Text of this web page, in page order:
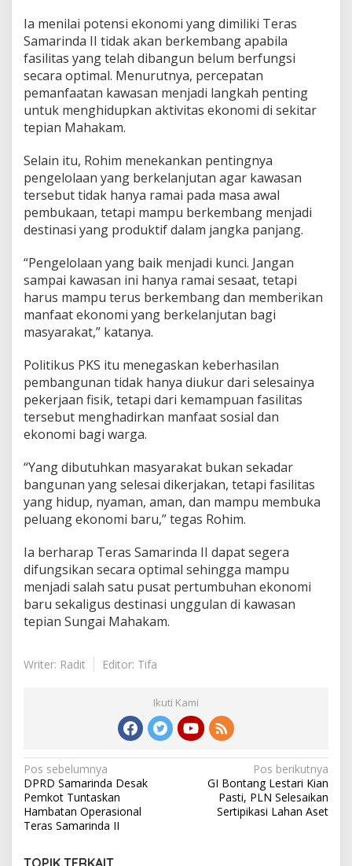
Ia menilai potensi ekonomi yang dimiliki Teras
Samarinda II tidak akan berkembang apabila
fasilitas yang telah dibangun belum berfungsi
secara optimal. Menurutnya, percepatan
pemanfaatan kawasan menjadi langkah penting
untuk menghidupkan aktivitas ekonomi di sekitar
tepian Mahakam.
Selain itu, Rohim menekankan pentingnya
pengelolaan yang berkelanjutan agar kawasan
tersebut tidak hanya ramai pada masa awal
pembukaan, tetapi mampu berkembang menjadi
destinasi yang produktif dalam jangka panjang.
“Pengelolaan yang baik menjadi kunci. Jangan
sampai kawasan ini hanya ramai sesaat, tetapi
harus mampu terus berkembang dan memberikan
manfaat ekonomi yang berkelanjutan bagi
masyarakat,” katanya.
Politikus PKS itu menegaskan keberhasilan
pembangunan tidak hanya diukur dari selesainya
pekerjaan fisik, tetapi dari kemampuan fasilitas
tersebut menghadirkan manfaat sosial dan
ekonomi bagi warga.
“Yang dibutuhkan masyarakat bukan sekadar
bangunan yang selesai dikerjakan, tetapi fasilitas
yang hidup, nyaman, aman, dan mampu membuka
peluang ekonomi baru,” tegas Rohim.
Ia berharap Teras Samarinda II dapat segera
difungsikan secara optimal sehingga mampu
menjadi salah satu pusat pertumbuhan ekonomi
baru sekaligus destinasi unggulan di kawasan
tepian Sungai Mahakam.
Writer: Radit Editor: Tifa
Ikuti Kami
Navigasi
pos
Pos sebelumnya
DPRD Samarinda Desak
Pemkot Tuntaskan
Hambatan Operasional
Teras Samarinda II
Pos berikutnya
GI Bontang Lestari Kian
Pasti, PLN Selesaikan
Sertipikasi Lahan Aset
TOPIK TERKAIT